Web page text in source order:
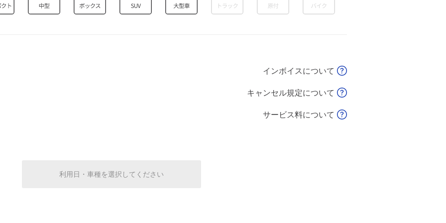
0:00～18:00
¥370
インボイスについて
キャンセル規定について
サービス料について
利用日・車種を選択してください